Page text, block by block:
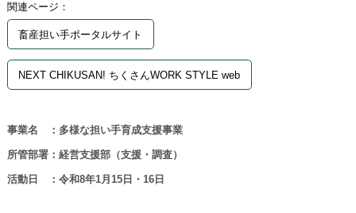
関連ページ：
畜産担い手ポータルサイト
NEXT CHIKUSAN! ちくさんWORK STYLE web
事業名 ：多様な担い手育成支援事業
所管部署：経営支援部（支援・調査）
活動日 ：令和8年1月15日・16日